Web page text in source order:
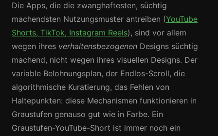
Die Apps, die die zwanghaftesten, süchtig
machendsten Nutzungsmuster antreiben (YouTube
Shorts, TikTok, Instagram Reels), sind vor allem
wegen ihres verhaltensbezogenen Designs süchtig
machend, nicht wegen ihres visuellen Designs. Der
variable Belohnungsplan, der Endlos-Scroll, die
algorithmische Kuratierung, das Fehlen von
Haltepunkten: diese Mechanismen funktionieren in
Graustufen genauso gut wie in Farbe. Ein
Graustufen-YouTube-Short ist immer noch ein